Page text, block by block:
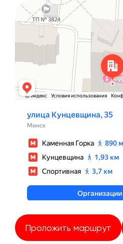
Минск
Улица Кунцевщина, 35 — Яндекс Карты
Проложить маршрут